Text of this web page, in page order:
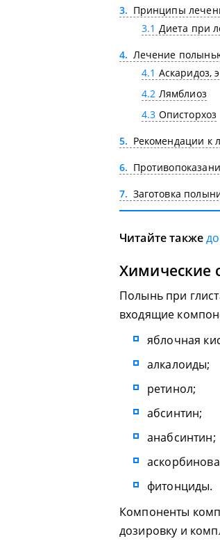
3
Принципы
3.1 Диета при
4
Лечение
4.1 Аскаридоз,
4.2 Лямблиоз
4.3 Описторхоз
5
Рекомендации к
6
7
Заготовка
Читайте также
Химические
Полынь при
входящие
яблочная
алкалоиды;
ретинол;
абсинтин;
анабсинтин;
фитонциды.
Компоненты
дозировку и